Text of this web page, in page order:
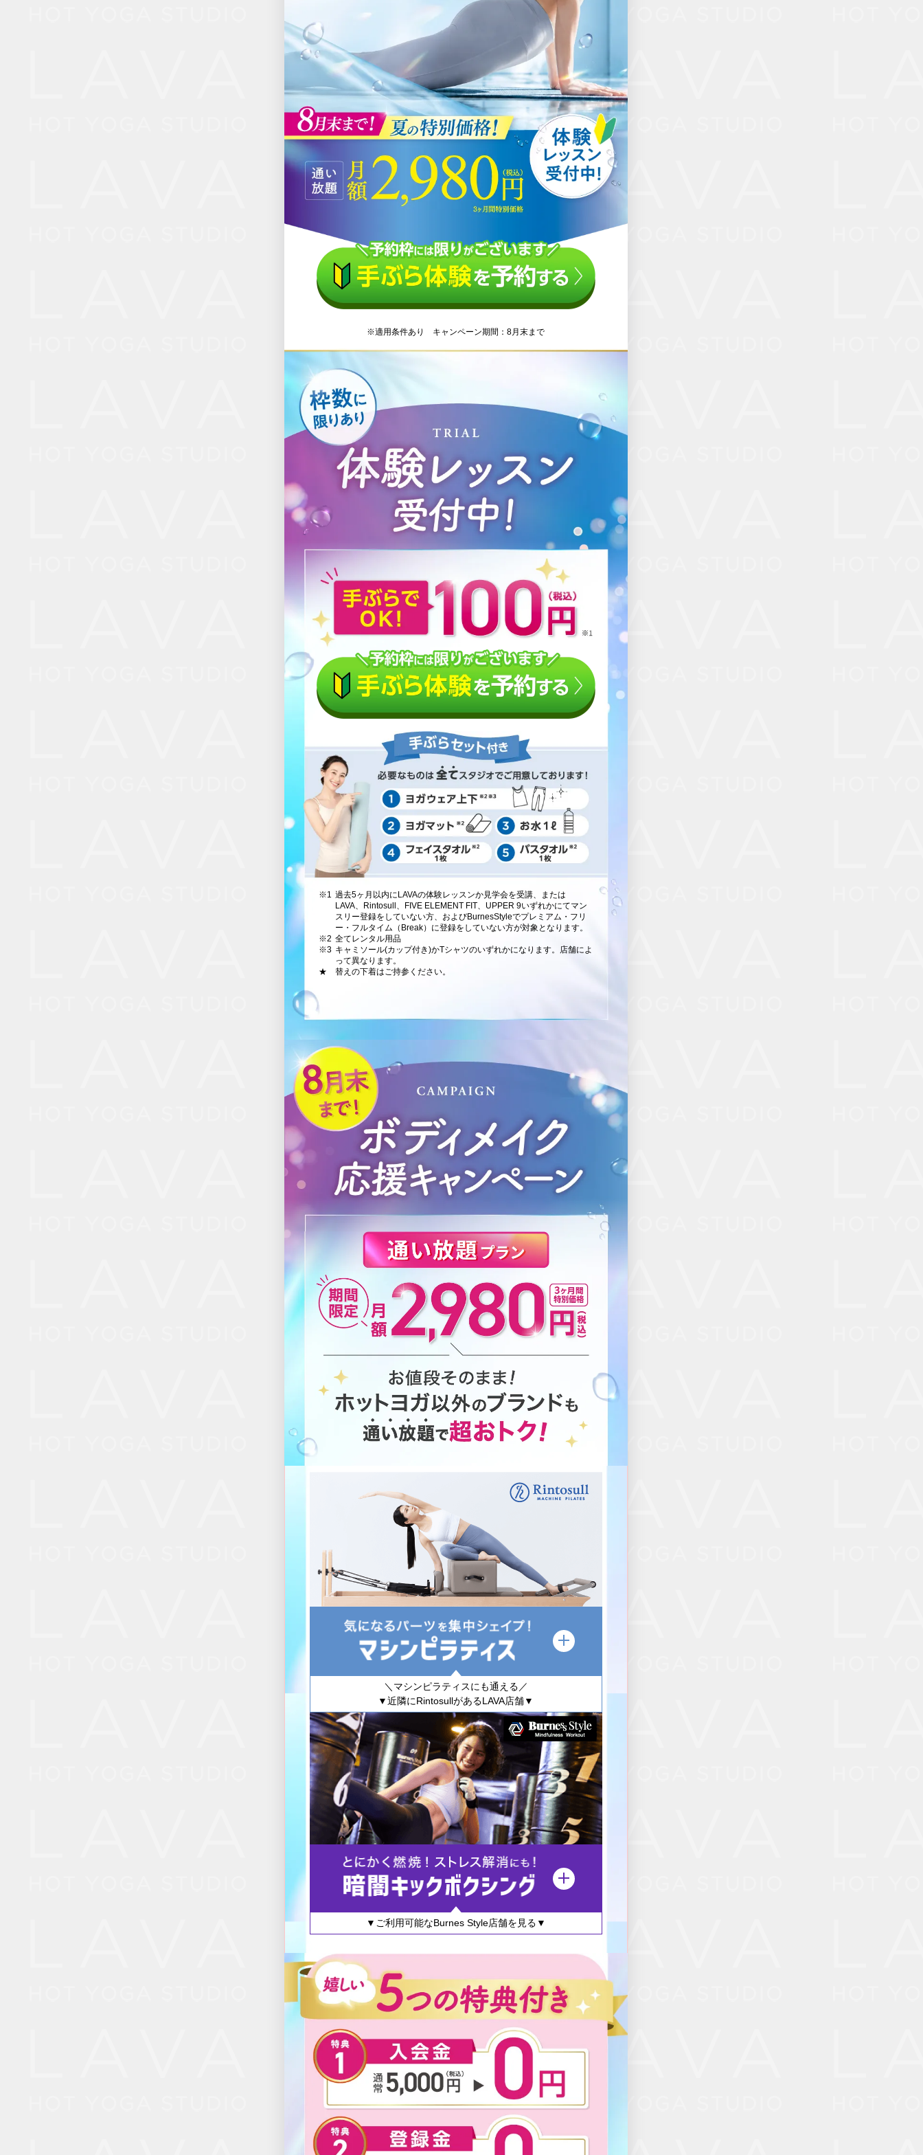
※適用条件あり キャンペーン期間：8月末まで
※1 過去5ヶ月以内にLAVAの体験レッスンか見学会を受講、または
LAVA、Rintosull、FIVE ELEMENT FIT、UPPER 9いずれかにてマン
スリー登録をしていない方、およびBurnesStyleでプレミアム・フリ
ー・フルタイム（Break）に登録をしていない方が対象となります。
※2 全てレンタル用品
※3 キャミソール(カップ付き)かTシャツのいずれかになります。店舗によ
って異なります。
★
替えの下着はご持参ください。
＼マシンピラティスにも通える／
▼近隣にRintosullがあるLAVA店舗▼
▼ご利用可能なBurnes Style店舗を見る▼